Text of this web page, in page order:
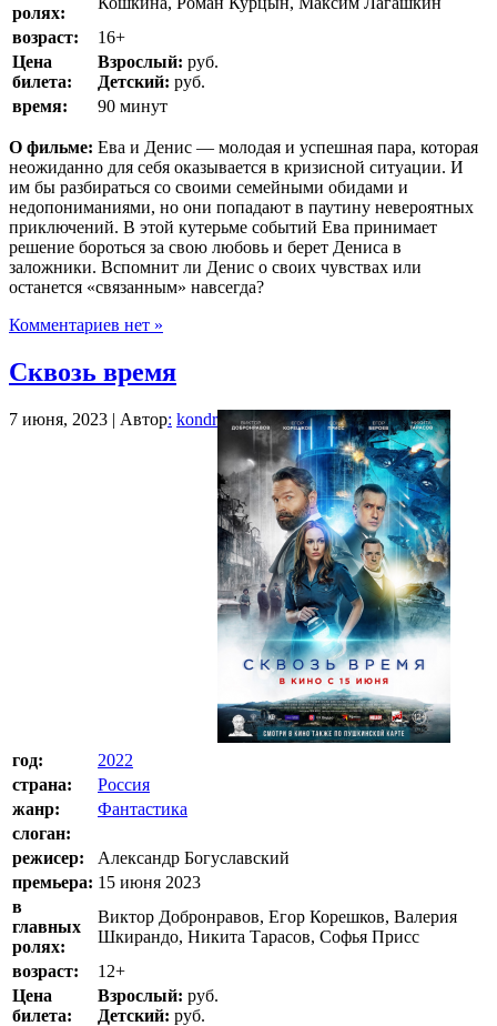
ролях:
возраст:
16+
Цена
билета:
Взрослый: руб.
Детский: руб.
время:
90 минут
О фильме: Ева и Денис — молодая и успешная пара, которая
неожиданно для себя оказывается в кризисной ситуации. И
им бы разбираться со своими семейными обидами и
недопониманиями, но они попадают в паутину невероятных
приключений. В этой кутерьме событий Ева принимает
решение бороться за свою любовь и берет Дениса в
заложники. Вспомнит ли Денис о своих чувствах или
останется «связанным» навсегда?
Комментариев нет »
Сквозь время
7 июня, 2023 | Автор: kondr
год:
2022
страна:
Россия
жанр:
Фантастика
слоган:
режисер:
Александр Богуславский
премьера: 15 июня 2023
в
главных
ролях:
Виктор Добронравов, Егор Корешков, Валерия
Шкирандо, Никита Тарасов, Софья Присс
возраст:
12+
Цена
билета:
Взрослый: руб.
Детский: руб.